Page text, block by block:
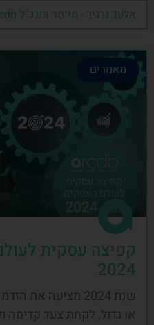
אלעד גרגיר - מייסד ומנכ"ל arcdb
מאמרים
קפיצה עסקית
2024
שנת 2024 מציעה
או גדול, לקחת צעד קדימה